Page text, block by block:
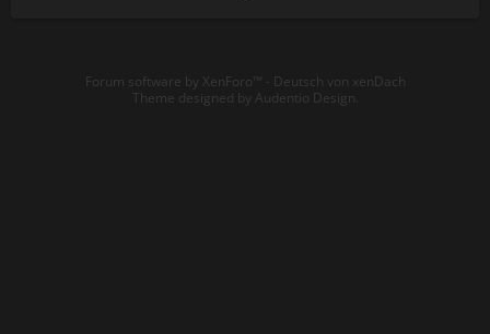
Forum software by XenForo™ - Deutsch von xenDach
Theme designed by Audentio Design.